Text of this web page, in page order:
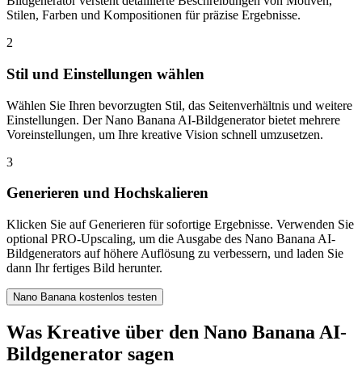
Stilen, Farben und Kompositionen für präzise Ergebnisse.
2
Stil und Einstellungen wählen
Wählen Sie Ihren bevorzugten Stil, das Seitenverhältnis und weitere
Einstellungen. Der Nano Banana AI-Bildgenerator bietet mehrere
Voreinstellungen, um Ihre kreative Vision schnell umzusetzen.
3
Generieren und Hochskalieren
Klicken Sie auf Generieren für sofortige Ergebnisse. Verwenden Sie
optional PRO-Upscaling, um die Ausgabe des Nano Banana AI-
Bildgenerators auf höhere Auflösung zu verbessern, und laden Sie
dann Ihr fertiges Bild herunter.
Nano Banana kostenlos testen
Was Kreative über den Nano Banana AI-
Bildgenerator sagen